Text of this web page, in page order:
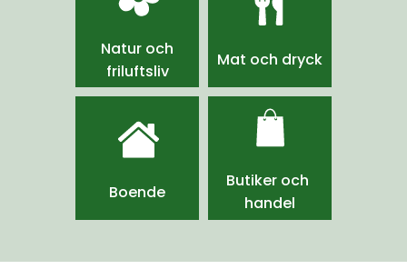
Natur och
friluftsliv
Mat och dryck
Boende
Butiker och
handel